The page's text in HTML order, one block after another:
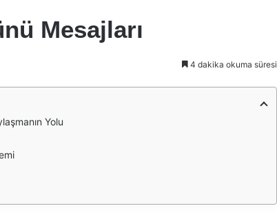
Mesajları
4 dakika okuma süresi
Yolu